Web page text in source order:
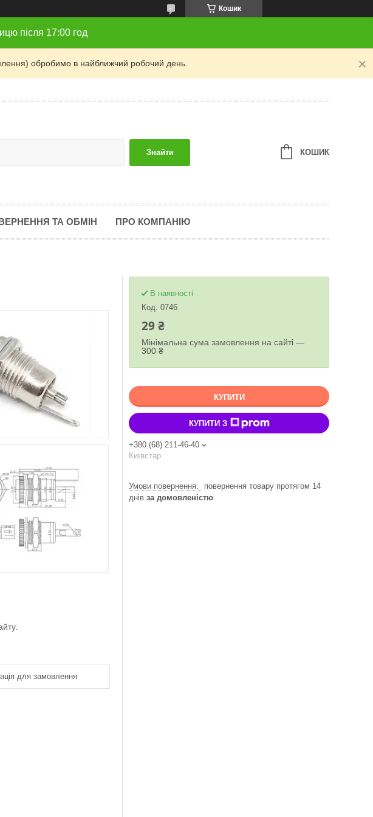
Кошик
після 17:00 год
обробимо в найближчий робочий день.
Знайти КОШИК
ТА ОБМІН ПРО КОМПАНІЮ
для замовлення
В наявності
Код: 0746
29 ₴
Мінімальна сума замовлення на сайті —
300 ₴
КУПИТИ
КУПИТИ З
+380 (68) 211-46-40
Київстар
повернення товару протягом 14
днів за домовленістю